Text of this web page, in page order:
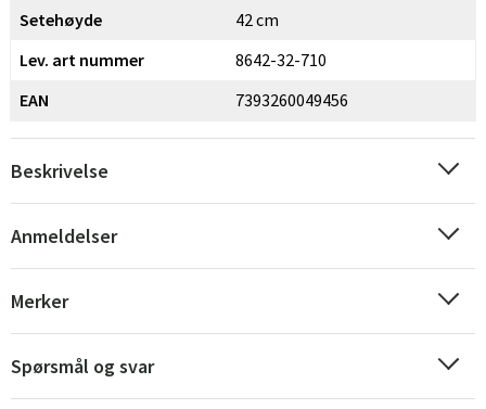
Setehøyde
42 cm
Lev. art nummer
8642-32-710
EAN
7393260049456
Beskrivelse
Anmeldelser
Merker
Spørsmål og svar